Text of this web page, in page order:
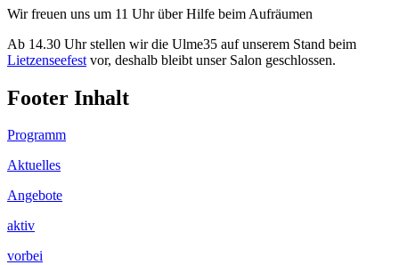
Wir freuen uns um 11 Uhr über Hilfe beim Aufräumen
Ab 14.30 Uhr stellen wir die Ulme35 auf unserem Stand beim
Lietzenseefest vor, deshalb bleibt unser Salon geschlossen.
Footer Inhalt
Programm
Aktuelles
Angebote
aktiv
vorbei